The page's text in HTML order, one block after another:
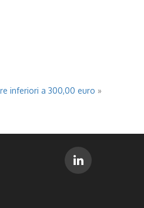
inferiori a 300,00 euro »